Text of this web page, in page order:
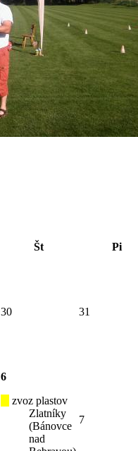
Št Pi
30 31
6
zvoz plastov
Zlatníky
(Bánovce
nad
7